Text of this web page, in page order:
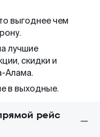
выгоднее чем
лучшие
скидки и
Алама.
в выходные.
рейс